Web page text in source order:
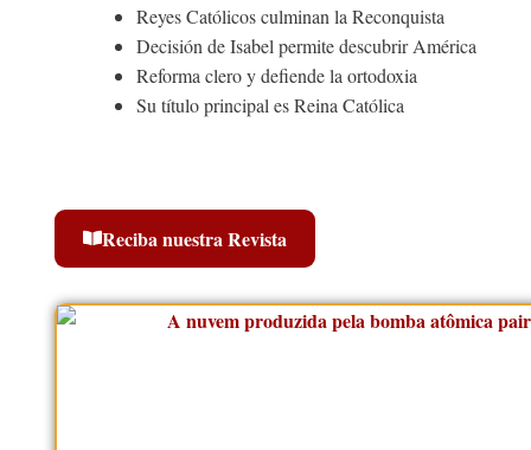
Reyes Católicos culminan la Reconquista
Decisión de Isabel permite descubrir América
Reforma clero y defiende la ortodoxia
Su título principal es Reina Católica
Reciba nuestra Revista